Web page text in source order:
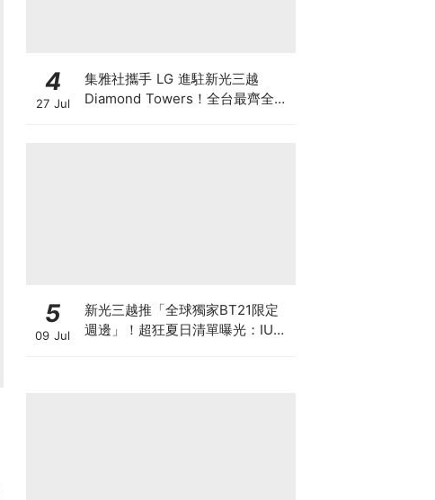
4
27 Jul
集雅社攜手 LG 進駐新光三越
Diamond Towers！全台最齊全
5
09 Jul
新光三越推「全球獨家BT21限定
週邊」！超狂夏日清單曝光：IU、